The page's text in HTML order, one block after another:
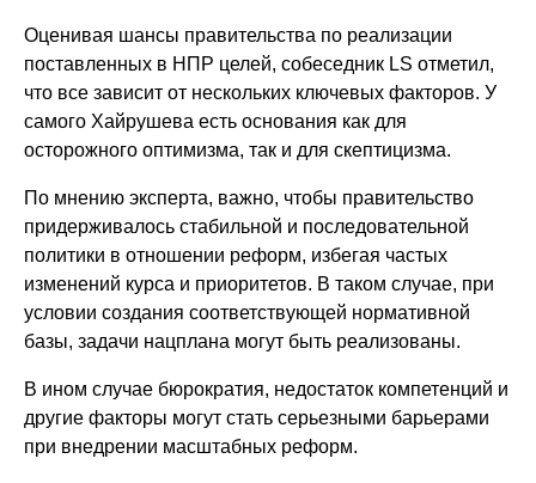
Оценивая шансы правительства по реализации
поставленных в НПР целей, собеседник LS отметил,
что все зависит от нескольких ключевых факторов. У
самого Хайрушева есть основания как для
осторожного оптимизма, так и для скептицизма.
По мнению эксперта, важно, чтобы правительство
придерживалось стабильной и последовательной
политики в отношении реформ, избегая частых
изменений курса и приоритетов. В таком случае, при
условии создания соответствующей нормативной
базы, задачи нацплана могут быть реализованы.
В ином случае бюрократия, недостаток компетенций и
другие факторы могут стать серьезными барьерами
при внедрении масштабных реформ.